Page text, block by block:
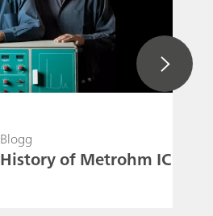
Blogg
History of Metrohm IC